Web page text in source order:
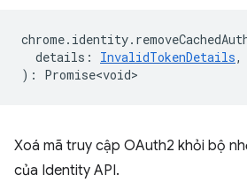
chrome. identity.
details : InvalidTokenDetails,
) : Promise<void>
Xoá mã truy cập OAuth2 khỏi bộ
của Identity API.